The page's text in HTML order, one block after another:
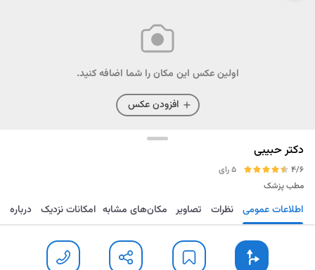
اولین عکس این مکان را شما اضافه کنید.
افزودن عکس
دکتر حبیبی
4/6
5 رای
مطب پزشک
مسیریابی ذخیره ارسال تماس اطلاعات عمومی نظرات تصاویر مکان‌های مشابه امکانات نزدیک درباره